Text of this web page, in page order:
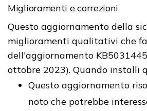
Miglioramenti e correzioni
Questo aggiornamento della
miglioramenti qualitativi che
dell'aggiornamento
ottobre 2023). Quando installi
Questo aggiornamento
noto che potrebbe